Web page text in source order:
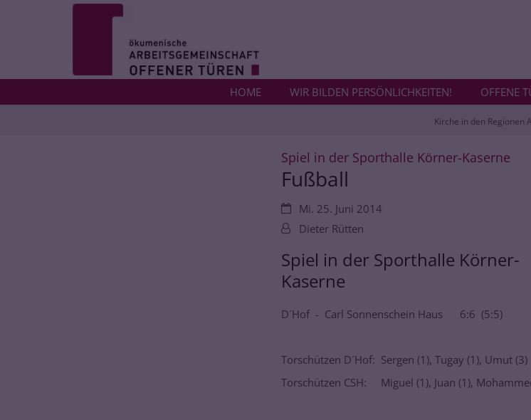
Zum Inhalt springen
HOME WIR BILDEN PERSÖNLICHKEITEN! OFFENE
Kirche in den Regionen
Spiel in der Sporthalle Körner-Kaserne:
Fußball
Datum:Mi. 25. Juni 2014
Von:Dieter Rütten
Spiel in der Sporthalle Körner-
Kaserne
D´Hof - Carl Sonnenschein Haus 6:6 (5:5)
Torschützen D´Hof: Sergen (1), Tugay (1), Umut (3)
Torschützen CSH: Miguel (1), Juan (1),